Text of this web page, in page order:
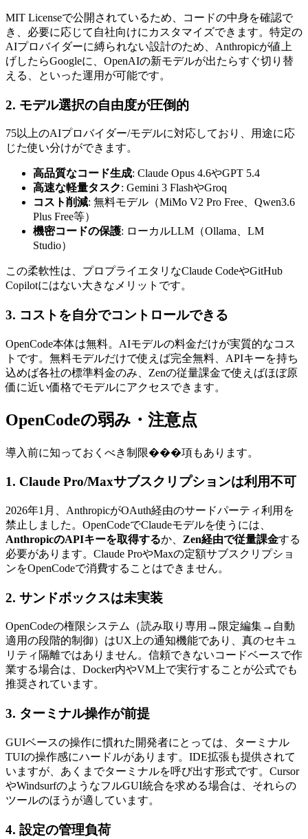
MIT Licenseで公開されているため、コードの中身を確認で
き、必要に応じて自社向けにカスタマイズできます。特定の
AIプロバイダーに縛られない設計のため、Anthropicが値上
げしたらGoogleに、OpenAIの新モデルが出たらすぐ切り替
える、といった運用が可能です。
2. モデル選択の自由度が圧倒的
75以上のAIプロバイダー/モデルに対応しており、用途に応
じた使い分けができます。
高品質なコード生成: Claude Opus 4.6やGPT 5.4
高速な軽量タスク: Gemini 3 FlashやGroq
コスト削減: 無料モデル（MiMo V2 Pro Free、Qwen3.6
Plus Free等）
機密コードの保護: ローカルLLM（Ollama、LM
Studio）
この柔軟性は、プロプライエタリなClaude CodeやGitHub
Copilotにはない大きなメリットです。
3. コストを自分でコントロールできる
OpenCode本体は無料。AIモデルの料金だけが実質的なコス
トです。無料モデルだけで使えば完全無料、APIキーを持ち
込めば各社の標準料金のみ、Zenの従量課金で使えばほぼ原
価に近い価格でモデルにアクセスできます。
OpenCodeの弱み・注意点
導入前に知っておくべき制限���項もあります。
1. Claude Pro/Maxサブスクリプションは利用不可
2026年1月、AnthropicがOAuth経由のサードパーティ利用を
禁止しました。OpenCodeでClaudeモデルを使うには、
AnthropicのAPIキーを取得するか、 Zen経由で従量課金する
必要があります。Claude ProやMaxの定額サブスクリプショ
ンをOpenCodeで消費することはできません。
2. サンドボックスは未実装
OpenCodeの権限システム（読み取り専用→限定編集→自動
適用の段階的制御）はUX上の通知機能であり、真のセキュ
リティ隔離ではありません。信頼できないコードベースで作
業する場合は、Docker内やVM上で実行することが公式でも
推奨されています。
3. ターミナル操作が前提
GUIベースの操作に慣れた開発者にとっては、ターミナル
TUIの操作感にハードルがあります。IDE拡張も提供されて
いますが、あくまでターミナルを呼び出す形式です。Cursor
やWindsurfのようなフルGUI統合を求める場合は、それらの
ツールのほうが適しています。
4. 設定の管理負荷